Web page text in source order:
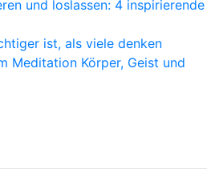
und loslassen: 4 inspirierende
ist, als viele denken
Meditation Körper, Geist und